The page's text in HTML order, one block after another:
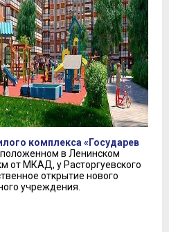
комплекса «Государев
в Ленинском
от МКАД, у Расторгуевского
открытие нового
учреждения.